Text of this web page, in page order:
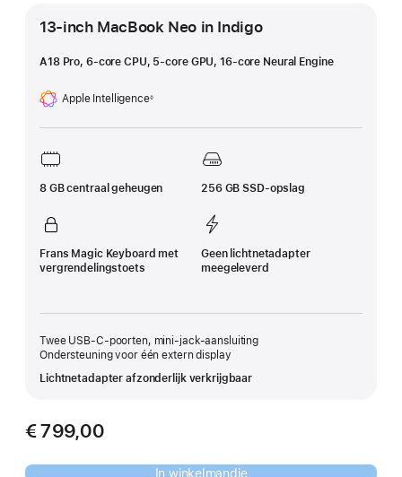
13-inch MacBook Neo in Indigo
A18 Pro, 6‑core CPU, 5‑core GPU, 16‑core Neural Engine
Apple Intelligence
Voetnoot
◊
8 GB centraal geheugen 256 GB SSD-opslag
Frans Magic Keyboard met
vergrendelingstoets
Geen lichtnetadapter
meegeleverd
Twee USB‑C-poorten, mini‑jack-aansluiting
Ondersteuning voor één extern display
Lichtnetadapter afzonderlijk verkrijgbaar
€ 799,00
In winkelmandje